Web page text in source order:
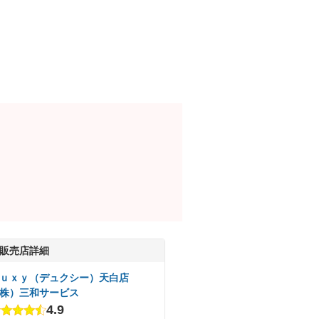
販売店詳細
ｘｙ（デュクシー）天白店
）三和サービス
4.9